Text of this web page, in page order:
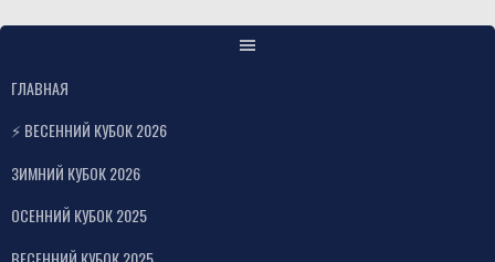
ГЛАВНАЯ
⚡ ВЕСЕННИЙ КУБОК 2026
ЗИМНИЙ КУБОК 2026
ОСЕННИЙ КУБОК 2025